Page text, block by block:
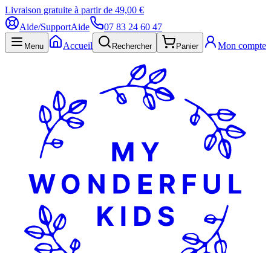
Livraison gratuite à partir de 49,00 €
Aide/SupportAide 07 83 24 60 47
Menu Accueil Rechercher Panier Mon compte